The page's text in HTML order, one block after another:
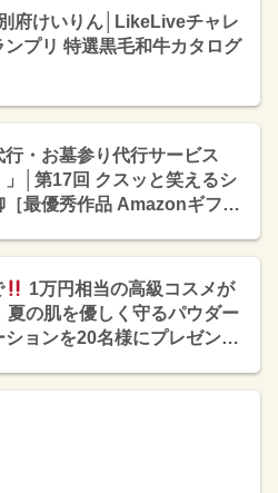
府けいりん│LikeLiveチャレ
ンプリ 特選黒毛和牛カタログ
行・お墓参り代行サービス
」│第17回 クスッと笑えるシ
［最優秀作品 Amazonギフト
1万円相当の高級コスメが
夏の肌を優しく守るパウダー
ションを20名様にプレゼン